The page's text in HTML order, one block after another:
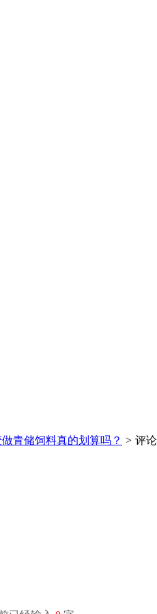
青储饲料真的划算吗？ > 评